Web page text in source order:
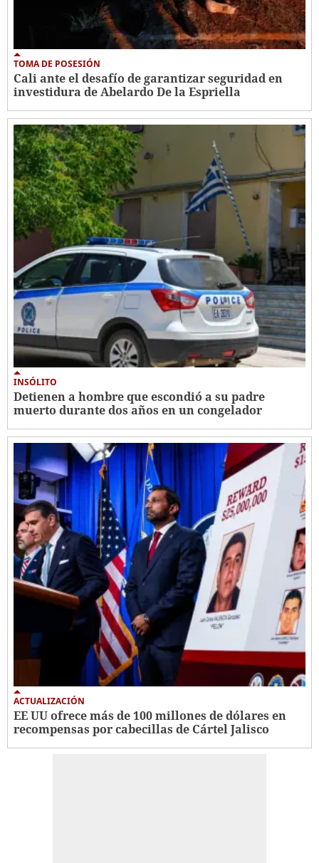
TOMA DE POSESIÓN
Cali ante el desafío de garantizar seguridad en
investidura de Abelardo De la Espriella
INSÓLITO
Detienen a hombre que escondió a su padre
muerto durante dos años en un congelador
ACTUALIZACIÓN
EE UU ofrece más de 100 millones de dólares en
recompensas por cabecillas de Cártel Jalisco